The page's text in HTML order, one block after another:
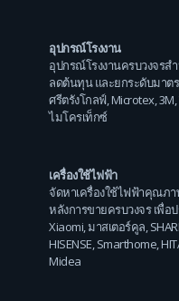
อุปกรณ์โรงงาน
อุปกรณ์โรงงานครบวงจรส
ลดต้นทุน และยกระดับมาต
ศรีตรังโกลฟ์,Microtex,3M,
ไมโครเท็กซ์
เครื่องใช้ไฟฟ้า
จัดหาเครื่องใช้ไฟฟ้าคุณภ
หลังการขายครบวงจร เพื่
Xiaomi,มาสเตอร์คูล,
HISENSE,Smarthome,
Midea